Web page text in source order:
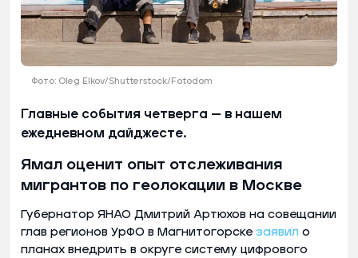
Фото: Oleg Elkov/Shutterstock/Fotodom
Главные события четверга — в нашем
ежедневном дайджесте.
Ямал оценит опыт отслеживания
мигрантов по геолокации в Москве
Губернатор ЯНАО Дмитрий Артюхов на совещании
глав регионов УрФО в Магнитогорске заявил о
планах внедрить в округе систему цифрового